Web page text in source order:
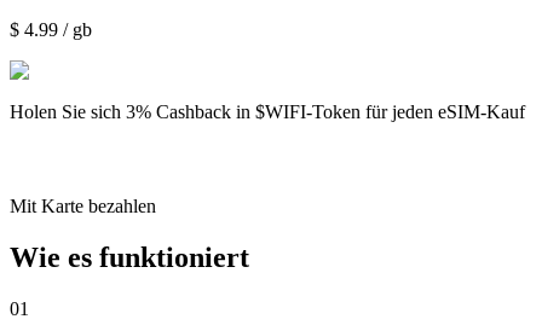
$ 4.99 / gb
Holen Sie sich 3% Cashback in $WIFI-Token für jeden eSIM-Kauf
Mit Karte bezahlen
Wie es funktioniert
01